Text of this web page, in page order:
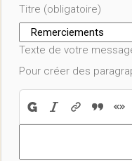
Titre (obligatoire)
Texte de votre
Pour créer des